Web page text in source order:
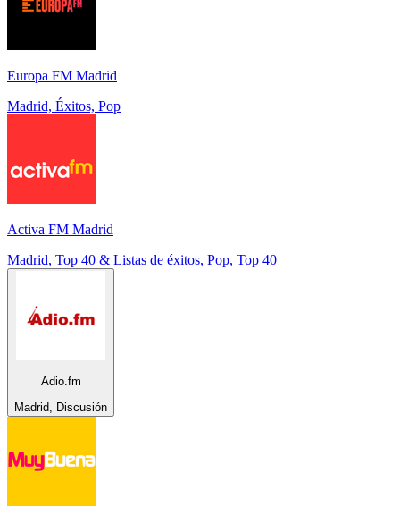
Europa FM Madrid
Madrid, Éxitos, Pop
Activa FM Madrid
Madrid, Top 40 & Listas de éxitos, Pop, Top 40
Adio.fm
Madrid, Discusión